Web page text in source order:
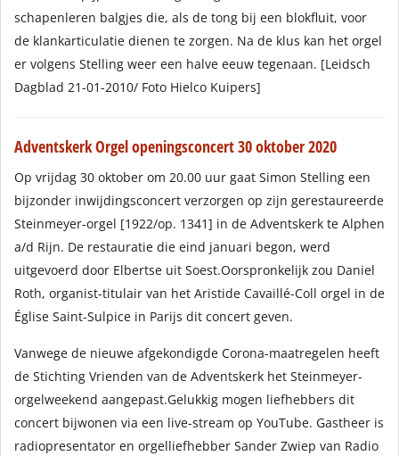
schapenleren balgjes die, als de tong bij een blokfluit, voor
de klankarticulatie dienen te zorgen. Na de klus kan het orgel
er volgens Stelling weer een halve eeuw tegenaan. [Leidsch
Dagblad 21-01-2010/ Foto Hielco Kuipers]
Adventskerk Orgel openingsconcert 30 oktober 2020
Op vrijdag 30 oktober om 20.00 uur gaat Simon Stelling een
bijzonder inwijdingsconcert verzorgen op zijn gerestaureerde
Steinmeyer-orgel [1922/op. 1341] in de Adventskerk te Alphen
a/d Rijn. De restauratie die eind januari begon, werd
uitgevoerd door Elbertse uit Soest.Oorspronkelijk zou Daniel
Roth, organist-titulair van het Aristide Cavaillé-Coll orgel in de
Église Saint-Sulpice in Parijs dit concert geven.
Vanwege de nieuwe afgekondigde Corona-maatregelen heeft
de Stichting Vrienden van de Adventskerk het Steinmeyer-
orgelweekend aangepast.Gelukkig mogen liefhebbers dit
concert bijwonen via een live-stream op YouTube. Gastheer is
radiopresentator en orgelliefhebber Sander Zwiep van Radio